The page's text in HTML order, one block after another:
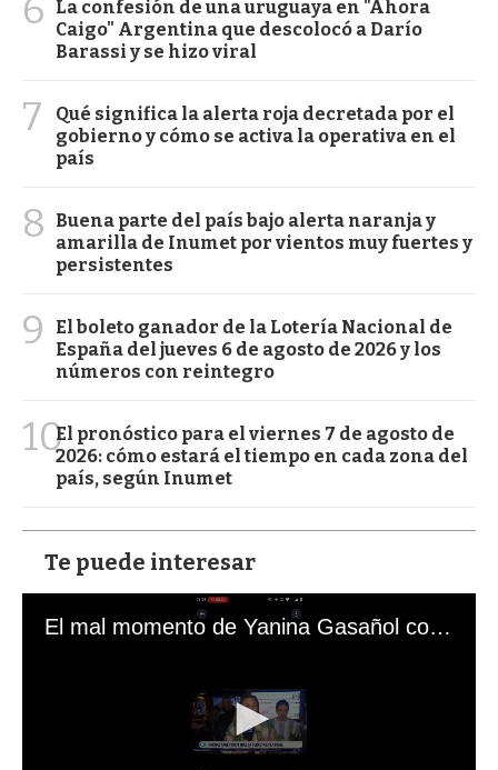
6
La confesión de una uruguaya en "Ahora
Caigo" Argentina que descolocó a Darío
Barassi y se hizo viral
7
Qué significa la alerta roja decretada por el
gobierno y cómo se activa la operativa en el
país
8
Buena parte del país bajo alerta naranja y
amarilla de Inumet por vientos muy fuertes y
persistentes
9
El boleto ganador de la Lotería Nacional de
España del jueves 6 de agosto de 2026 y los
números con reintegro
10El pronóstico para el viernes 7 de agosto de
2026: cómo estará el tiempo en cada zona del
país, según Inumet
Te puede interesar
El mal momento de Yanina Gasañol con un hincha argentino en "Subrayado"